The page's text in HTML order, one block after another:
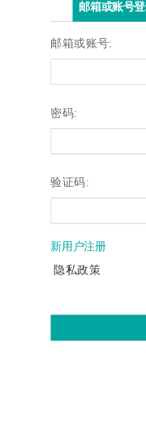
邮箱或账号
邮箱或账号:
密码:
验证码:
新用户注册
隐私政策